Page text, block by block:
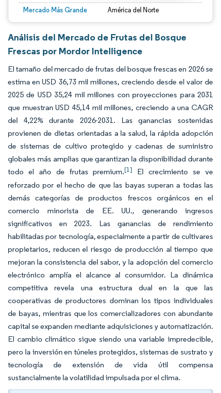
Mercado Más Grande América del Norte
Análisis del Mercado de Frutas del Bosque
Frescas por Mordor Intelligence
El tamaño del mercado de frutas del bosque frescas en 2026 se
estima en USD 36,73 mil millones, creciendo desde el valor de
2025 de USD 35,24 mil millones con proyecciones para 2031
que muestran USD 45,14 mil millones, creciendo a una CAGR
del 4,22% durante 2026-2031. Las ganancias sostenidas
provienen de dietas orientadas a la salud, la rápida adopción
de sistemas de cultivo protegido y cadenas de suministro
globales más amplias que garantizan la disponibilidad durante
todo el año de frutas premium.[1]
El crecimiento se ve
reforzado por el hecho de que las bayas superan a todas las
demás categorías de productos frescos orgánicos en el
comercio minorista de EE. UU., generando ingresos
significativos en 2023. Las ganancias de rendimiento
habilitadas por tecnología, especialmente a partir de cultivares
propietarios, reducen el riesgo de producción al tiempo que
mejoran la consistencia del sabor, y la adopción del comercio
electrónico amplía el alcance al consumidor. La dinámica
competitiva revela una estructura dual en la que las
cooperativas de productores dominan los tipos individuales
de bayas, mientras que los comercializadores con abundante
capital se expanden mediante adquisiciones y automatización.
El cambio climático sigue siendo una variable impredecible,
pero la inversión en túneles protegidos, sistemas de sustrato y
tecnología de extensión de vida útil compensa
sustancialmente la volatilidad impulsada por el clima.